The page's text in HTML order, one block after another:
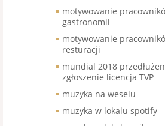
motywowanie
gastronomii
motywowanie
resturacji
mundial 2018
zgłoszenie licencja TVP
muzyka na weselu
muzyka w lokalu spotify